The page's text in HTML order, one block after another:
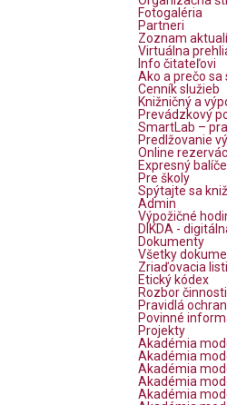
Fotogaléria
Partneri
Zoznam
Virtuálna
Info čitateľovi
Ako a prečo
Cenník služieb
Knižničný a
Prevádzkový
SmartLab –
Predlžovanie
Online
Expresný
Pre školy
Spýtajte sa
Admin
Výpožičné
DIKDA -
Dokumenty
Všetky
Zriaďovacia
Etický kódex
Rozbor
Pravidlá
Povinné
Projekty
Akadémia
Akadémia
Akadémia
Akadémia
Akadémia